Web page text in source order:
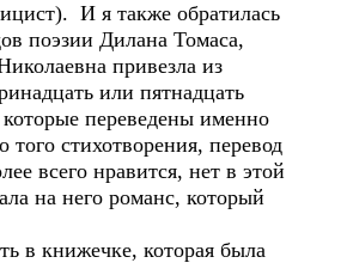
И я также обратилась
поэзии Дилана Томаса,
привезла из
или пятнадцать
переведены именно
стихотворения, перевод
всего нравится, нет в этой
на него романс, который
в книжечке, которая была